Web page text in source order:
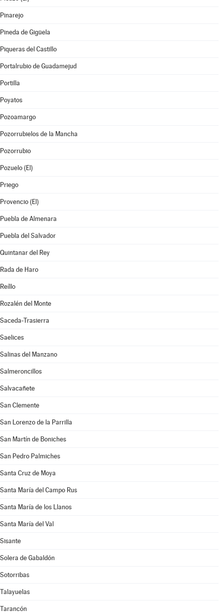
Pinarejo
Pineda de Gigüela
Piqueras del Castillo
Portalrubio de Guadamejud
Portilla
Poyatos
Pozoamargo
Pozorrubielos de la Mancha
Pozorrubio
Pozuelo (El)
Priego
Provencio (El)
Puebla de Almenara
Puebla del Salvador
Quintanar del Rey
Rada de Haro
Reíllo
Rozalén del Monte
Saceda-Trasierra
Saelices
Salinas del Manzano
Salmeroncillos
Salvacañete
San Clemente
San Lorenzo de la Parrilla
San Martín de Boniches
San Pedro Palmiches
Santa Cruz de Moya
Santa María del Campo Rus
Santa María de los Llanos
Santa María del Val
Sisante
Solera de Gabaldón
Sotorribas
Talayuelas
Tarancón